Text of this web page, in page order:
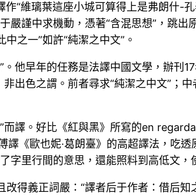
“維璃葉這座小城可算得上是弗朗什-
嚴謹中求機動，憑著“含混思想”，跳
之一”如許“純潔之中文”。
。他早年的任務是法譯中國文學，辦刊
出色之謂。前者尋求“純潔之中文”；
而譯。好比《紅與黑》所寫的en
譯《歐也妮·葛朗臺》的高超譯法，吃
字里行間的意思，還能照料到高低文
得義正詞嚴：“譯者后于作者：借后